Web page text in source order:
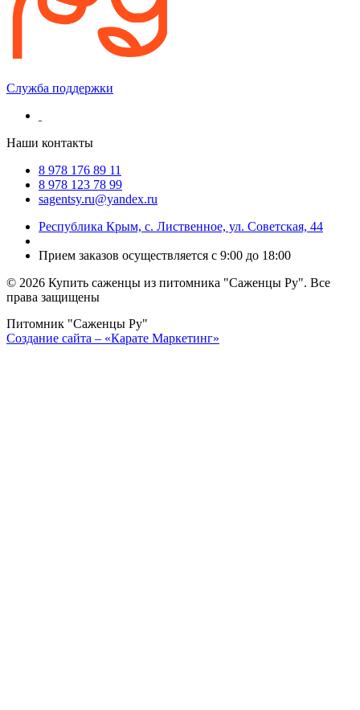
Служба поддержки
Наши контакты
8 978 176 89 11
8 978 123 78 99
sagentsy.ru@yandex.ru
Республика Крым, с. Лиственное, ул. Советская, 44
Прием заказов осуществляется с 9:00 до 18:00
© 2026 Купить саженцы из питомника "Саженцы Ру". Все
права защищены
Питомник "Саженцы Ру"
Создание сайта – «Карате Маркетинг»